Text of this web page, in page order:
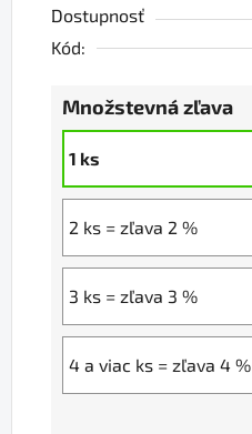
Dostupnosť
Kód:
Množstevná zľava
1 ks
2 ks = zľava 2 %
3 ks = zľava 3 %
4 a viac ks = zľava 4 %